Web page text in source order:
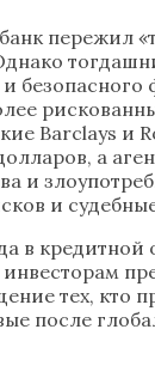
Barclays и
а
и
и
в
тех, кто
после